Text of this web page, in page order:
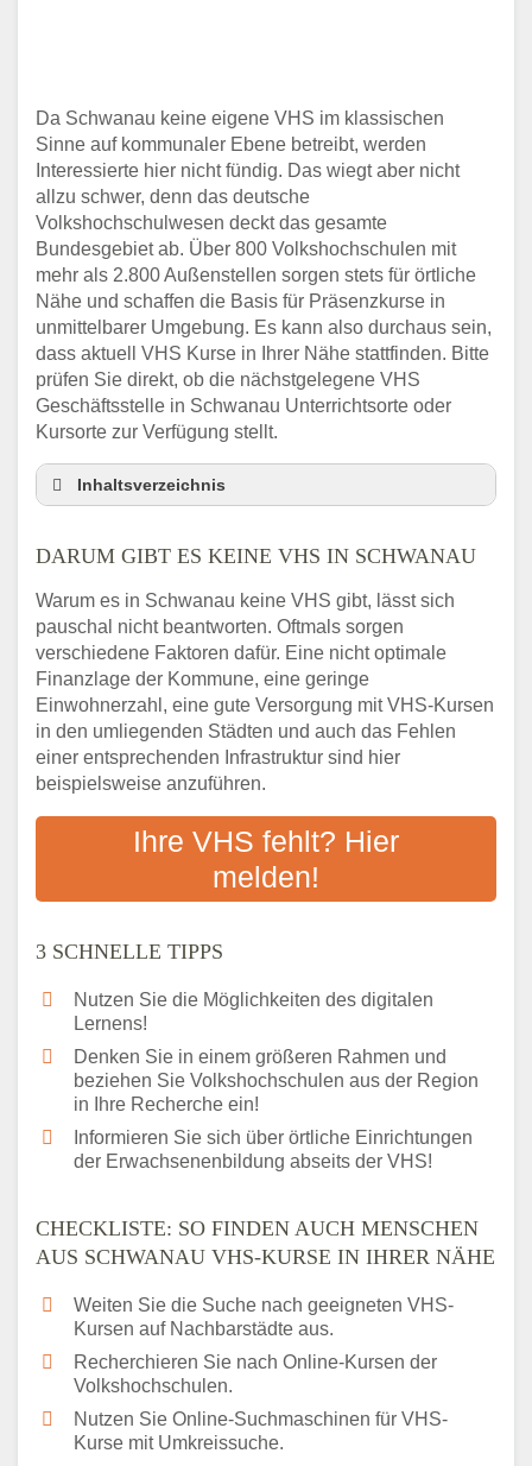
Da Schwanau keine eigene VHS im klassischen
Sinne auf kommunaler Ebene betreibt, werden
Interessierte hier nicht fündig. Das wiegt aber nicht
allzu schwer, denn das deutsche
Volkshochschulwesen deckt das gesamte
Bundesgebiet ab. Über 800 Volkshochschulen mit
mehr als 2.800 Außenstellen sorgen stets für örtliche
Nähe und schaffen die Basis für Präsenzkurse in
unmittelbarer Umgebung. Es kann also durchaus sein,
dass aktuell VHS Kurse in Ihrer Nähe stattfinden. Bitte
prüfen Sie direkt, ob die nächstgelegene VHS
Geschäftsstelle in Schwanau Unterrichtsorte oder
Kursorte zur Verfügung stellt.
Inhaltsverzeichnis
3 schnelle Tipps
Schwanau VHS-Kurse in Ihrer Nähe
Abendschule in der Region rund um
Schwanau
VHS steht für Erwachsenenbildung
Online-Kurse: Alternative Angebote zum
VHS-Kurs
Vor- und Nachteile von Online-Kursen
Bildungsangeboten an
Das bundesweite Volkshochschulwesen
DARUM GIBT ES KEINE VHS IN SCHWANAU
Warum es in Schwanau keine VHS gibt, lässt sich
pauschal nicht beantworten. Oftmals sorgen
verschiedene Faktoren dafür. Eine nicht optimale
Finanzlage der Kommune, eine geringe
Einwohnerzahl, eine gute Versorgung mit VHS-Kursen
in den umliegenden Städten und auch das Fehlen
einer entsprechenden Infrastruktur sind hier
beispielsweise anzuführen.
Ihre VHS fehlt? Hier
melden!
3 SCHNELLE TIPPS
Nutzen Sie die Möglichkeiten des digitalen
Lernens!
Denken Sie in einem größeren Rahmen und
beziehen Sie Volkshochschulen aus der Region
in Ihre Recherche ein!
Informieren Sie sich über örtliche Einrichtungen
der Erwachsenenbildung abseits der VHS!
CHECKLISTE: SO FINDEN AUCH MENSCHEN
AUS SCHWANAU VHS-KURSE IN IHRER NÄHE
Weiten Sie die Suche nach geeigneten VHS-
Kursen auf Nachbarstädte aus.
Recherchieren Sie nach Online-Kursen der
Volkshochschulen.
Nutzen Sie Online-Suchmaschinen für VHS-
Kurse mit Umkreissuche.